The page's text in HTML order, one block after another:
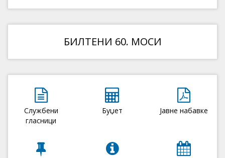
БИЛТЕНИ 60. МОСИ
Службени
гласници
Буџет Јавне набавке